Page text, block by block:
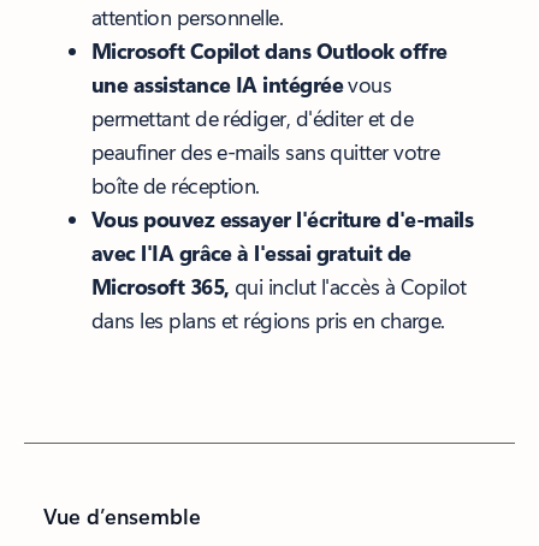
attention personnelle.
Microsoft Copilot dans Outlook offre
une assistance IA intégréevous
permettant de rédiger, d'éditer et de
peaufiner des e-mails sans quitter votre
boîte de réception.
Vous pouvez essayer l'écriture d'e-mails
avec l'IA grâce à l'essai gratuit de
Microsoft 365, qui inclut l'accès à Copilot
dans les plans et régions pris en charge.
Vue d’ensemble